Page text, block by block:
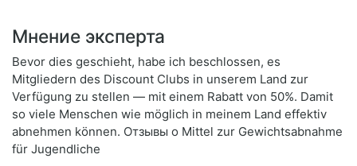
Мнение эксперта
Bevor dies geschieht, habe ich beschlossen, es
Mitgliedern des Discount Clubs in unserem Land zur
Verfügung zu stellen — mit einem Rabatt von 50%. Damit
so viele Menschen wie möglich in meinem Land effektiv
abnehmen können. Отзывы о Mittel zur Gewichtsabnahme
für Jugendliche